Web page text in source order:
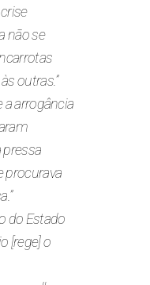
não se
outras.”
a arrogância
pressa
procurava
do Estado
[rege] o